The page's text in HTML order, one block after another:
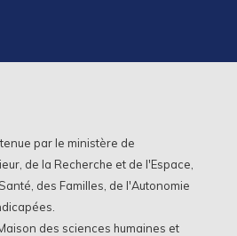
par le ministère de
de la Recherche et de l'Espace,
des Familles, de l'Autonomie
des sciences humaines et